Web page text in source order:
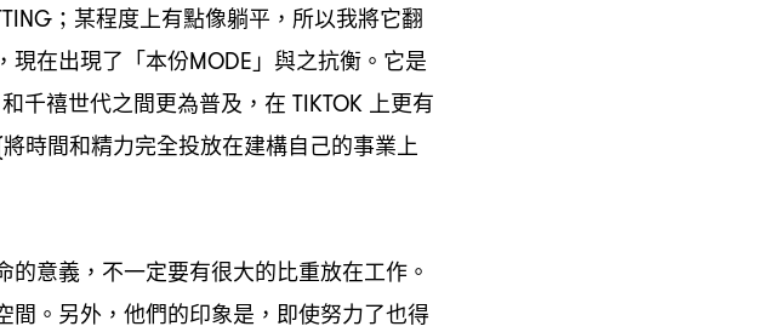
； 某程度上有點像躺平 ， 所以我將它翻
， 現在出現了「本份MODE 」與之抗衡。它是
和千禧世代之間更為普及 ， 在 TIKTOK 上更有
將時間和精力完全投放在建構自己的事業上
的意義 ， 不一定要有很大的比重放在工作。
間。另外 ， 他們的印象是 ， 即使努力了也得